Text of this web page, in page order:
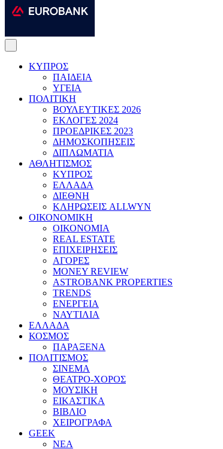
ΚΥΠΡΟΣ
ΠΑΙΔΕΙΑ
ΥΓΕΙΑ
ΠΟΛΙΤΙΚΗ
ΒΟΥΛΕΥΤΙΚΕΣ 2026
ΕΚΛΟΓΕΣ 2024
ΠΡΟΕΔΡΙΚΕΣ 2023
ΔΗΜΟΣΚΟΠΗΣΕΙΣ
ΔΙΠΛΩΜΑΤΙΑ
ΑΘΛΗΤΙΣΜΟΣ
ΚΥΠΡΟΣ
ΕΛΛΑΔΑ
ΔΙΕΘΝΗ
ΚΛΗΡΩΣΕΙΣ ALLWYN
ΟΙΚΟΝΟΜΙΚΗ
ΟΙΚΟΝΟΜΙΑ
REAL ESTATE
ΕΠΙΧΕΙΡΗΣΕΙΣ
ΑΓΟΡΕΣ
MONEY REVIEW
ASTROBANK PROPERTIES
TRENDS
ΕΝΕΡΓΕΙΑ
ΝΑΥΤΙΛΙΑ
ΕΛΛΑΔΑ
ΚΟΣΜΟΣ
ΠΑΡΑΞΕΝΑ
ΠΟΛΙΤΙΣΜΟΣ
ΣΙΝΕΜΑ
ΘΕΑΤΡΟ-ΧΟΡΟΣ
ΜΟΥΣΙΚΗ
ΕΙΚΑΣΤΙΚΑ
ΒΙΒΛΙΟ
ΧΕΙΡΟΓΡΑΦΑ
GEEK
ΝΕΑ